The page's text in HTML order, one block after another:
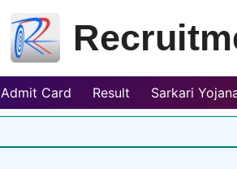
Admit Card Result Sarkari